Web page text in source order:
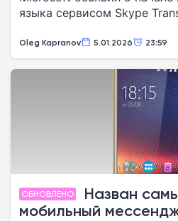
языка сервисом Skype
Oleg Kapranov 5.01.2026 23:59
ОБНОВЛЕНО
Назван
мобильный